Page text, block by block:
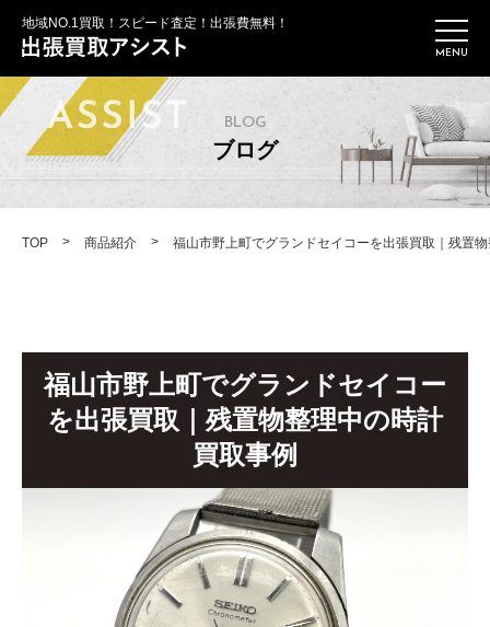
地域NO.1買取！スピード査定！出張費無料！
BLOG
ブログ
TOP > 商品紹介 > 福山市野上町でグランドセイコーを出張買取｜残置
福山市野上町でグランドセイコー
を出張買取｜残置物整理中の時計
買取事例